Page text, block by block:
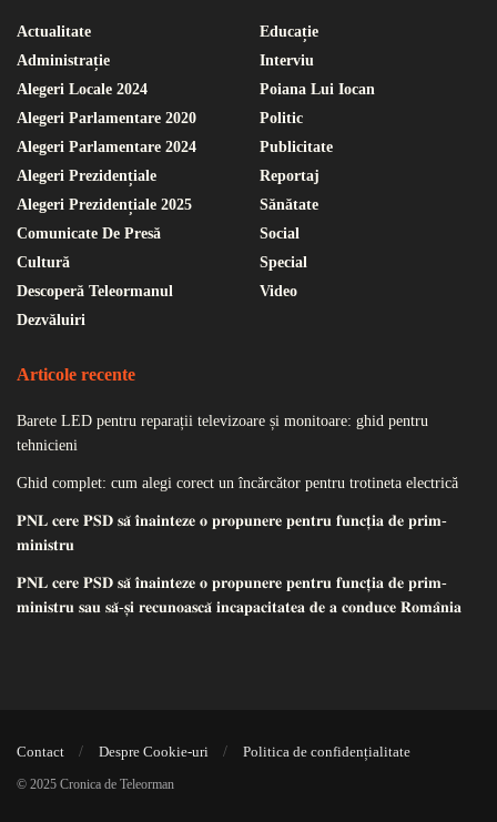
Actualitate
Administrație
Alegeri Locale 2024
Alegeri Parlamentare 2020
Alegeri Parlamentare 2024
Alegeri Prezidențiale
Alegeri Prezidențiale 2025
Comunicate De Presă
Cultură
Descoperă Teleormanul
Dezvăluiri
Educație
Interviu
Poiana Lui Iocan
Politic
Publicitate
Reportaj
Sănătate
Social
Special
Video
Articole recente
Barete LED pentru reparații televizoare și monitoare: ghid pentru
tehnicieni
Ghid complet: cum alegi corect un încărcător pentru trotineta electrică
𝐏𝐍𝐋 𝐜𝐞𝐫𝐞 𝐏𝐒𝐃 𝐬𝐚̆ 𝐢̂𝐧𝐚𝐢𝐧𝐭𝐞𝐳𝐞 𝐨 𝐩𝐫𝐨𝐩𝐮𝐧𝐞𝐫𝐞 𝐩𝐞𝐧𝐭𝐫𝐮 𝐟𝐮𝐧𝐜𝐭̦𝐢𝐚 𝐝𝐞 𝐩𝐫𝐢𝐦-
𝐦𝐢𝐧𝐢𝐬𝐭𝐫𝐮
𝐏𝐍𝐋 𝐜𝐞𝐫𝐞 𝐏𝐒𝐃 𝐬𝐚̆ 𝐢̂𝐧𝐚𝐢𝐧𝐭𝐞𝐳𝐞 𝐨 𝐩𝐫𝐨𝐩𝐮𝐧𝐞𝐫𝐞 𝐩𝐞𝐧𝐭𝐫𝐮 𝐟𝐮𝐧𝐜𝐭̦𝐢𝐚 𝐝𝐞 𝐩𝐫𝐢𝐦-
𝐦𝐢𝐧𝐢𝐬𝐭𝐫𝐮 𝐬𝐚𝐮 𝐬𝐚̆-𝐬̦𝐢 𝐫𝐞𝐜𝐮𝐧𝐨𝐚𝐬𝐜𝐚̆ 𝐢𝐧𝐜𝐚𝐩𝐚𝐜𝐢𝐭𝐚𝐭𝐞𝐚 𝐝𝐞 𝐚 𝐜𝐨𝐧𝐝𝐮𝐜𝐞 𝐑𝐨𝐦𝐚̂𝐧𝐢𝐚
Contact Despre Cookie-uri Politica de confidențialitate
© 2025 Cronica de Teleorman